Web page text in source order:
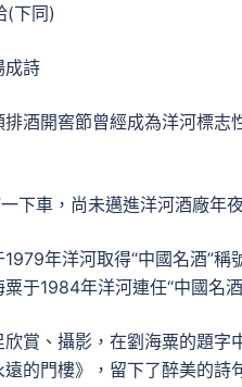
(下同)
成詩
酒開窖節曾經成為洋河標
下車，尚未邁進洋河酒廠年
年洋河取得“中國名酒”
于1984年洋河連任“中國名
賞、攝影，在劉海粟的題
的門樓》，留下了醉美的